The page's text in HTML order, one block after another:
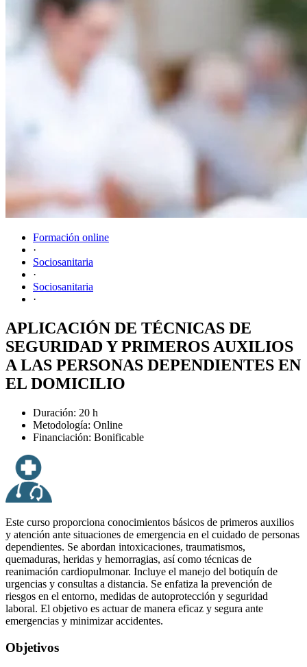
Formación online
·
Sociosanitaria
·
Sociosanitaria
·
APLICACIÓN DE TÉCNICAS DE
SEGURIDAD Y PRIMEROS AUXILIOS
A LAS PERSONAS DEPENDIENTES EN
EL DOMICILIO
Duración: 20 h
Metodología: Online
Financiación: Bonificable
Este curso proporciona conocimientos básicos de primeros auxilios
y atención ante situaciones de emergencia en el cuidado de personas
dependientes. Se abordan intoxicaciones, traumatismos,
quemaduras, heridas y hemorragias, así como técnicas de
reanimación cardiopulmonar. Incluye el manejo del botiquín de
urgencias y consultas a distancia. Se enfatiza la prevención de
riesgos en el entorno, medidas de autoprotección y seguridad
laboral. El objetivo es actuar de manera eficaz y segura ante
emergencias y minimizar accidentes.
Objetivos